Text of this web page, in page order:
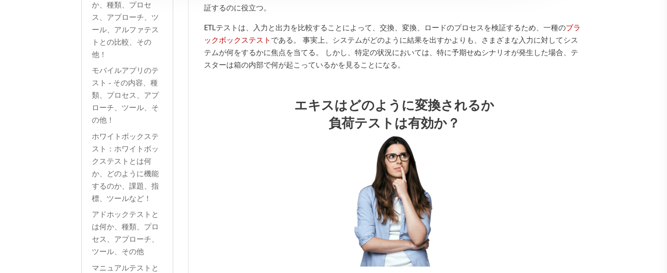
証するのに役立つ。
ETLテストは、入力と出力を比較することによって、交換、変換、ロードのプロセスを検証するため、一種のブラ
ックボックステスト である。 事実上、システムがどのように結果を出すかよりも、さまざまな入力に対してシス
テムが何をするかに焦点を当てる。 しかし、特定の状況においては、特に予期せぬシナリオが発生した場合、テ
スターは箱の内部で何が起こっているかを見ることになる。
エキスはどのように変換されるか
負荷テストは有効か？
か、種類、プロセ
ス、アプローチ、ツ
ール、アルファテス
トとの比較、その
他！
モバイルアプリのテ
スト - その内容、種
類、プロセス、アプ
ローチ、ツール、そ
の他！
ホワイトボックステ
スト：ホワイトボッ
クステストとは何
か、どのように機能
するのか、課題、指
標、ツールなど！
アドホックテストと
は何か、種類、プロ
セス、アプローチ、
ツール、その他
マニュアルテストと